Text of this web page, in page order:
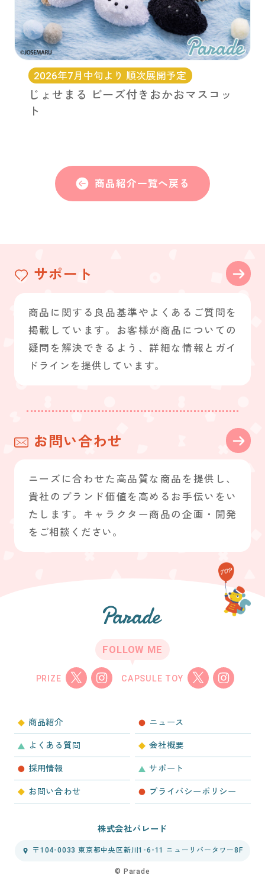
2026年7月中旬より 順次展開予定
じょせまる ビーズ付きおかおマスコッ
ト
商品紹介一覧へ戻る
サポート
商品に関する良品基準やよくあるご質問を
掲載しています。お客様が商品についての
疑問を解決できるよう、詳細な情報とガイ
ドラインを提供しています。
お問い合わせ
ニーズに合わせた高品質な商品を提供し、
貴社のブランド価値を高めるお手伝いをい
たします。キャラクター商品の企画・開発
をご相談ください。
FOLLOW ME
PRIZE CAPSULE TOY
商品紹介 ニュース
よくある質問 会社概要
採用情報 サポート
お問い合わせ プライバシーポリシー
株式会社パレード
〒104-0033 東京都中央区新川1-6-11 ニューリバータワー8F
©︎ Parade